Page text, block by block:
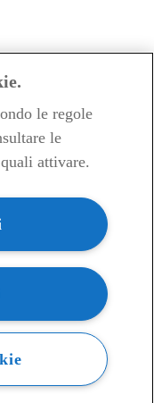
le regole
le
attivare.